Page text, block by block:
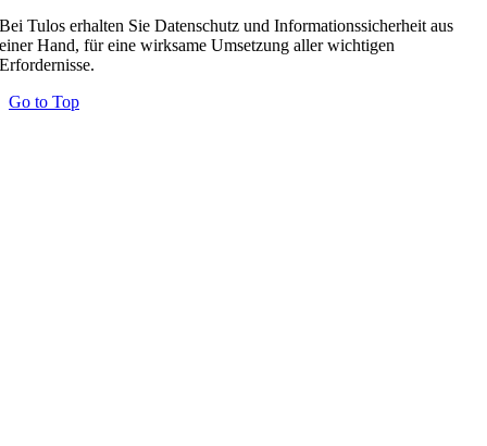
Bei Tulos erhalten Sie Datenschutz und Informationssicherheit aus
einer Hand, für eine wirksame Umsetzung aller wichtigen
Erfordernisse.
Go to Top